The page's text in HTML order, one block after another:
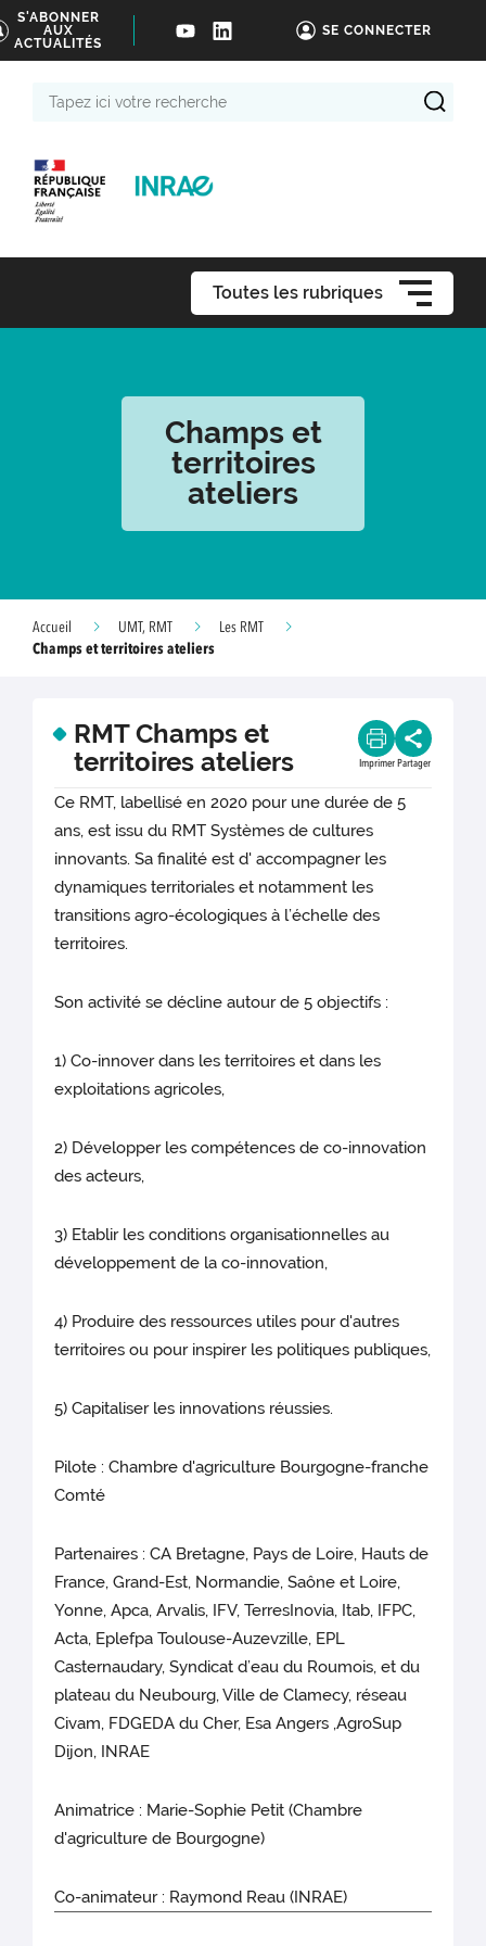
S'ABONNER
AUX
ACTUALITÉS
SE CONNECTER
Toutes les rubriques
Champs et
territoires
ateliers
Accueil UMT, RMT
Les RMT
Champs et territoires ateliers
RMT Champs et
territoires ateliers
Imprimer Partager
Ce RMT, labellisé en 2020 pour une durée de 5
ans, est issu du RMT Systèmes de cultures
innovants. Sa finalité est d' accompagner les
dynamiques territoriales et notamment les
transitions agro-écologiques à l’échelle des
territoires.
Son activité se décline autour de 5 objectifs :
1) Co-innover dans les territoires et dans les
exploitations agricoles,
2) Développer les compétences de co-innovation
des acteurs,
3) Etablir les conditions organisationnelles au
développement de la co-innovation,
4) Produire des ressources utiles pour d'autres
territoires ou pour inspirer les politiques publiques,
5) Capitaliser les innovations réussies.
Pilote : Chambre d'agriculture Bourgogne-franche
Comté
Partenaires : CA Bretagne, Pays de Loire, Hauts de
France, Grand-Est, Normandie, Saône et Loire,
Yonne, Apca, Arvalis, IFV, TerresInovia, Itab, IFPC,
Acta, Eplefpa Toulouse-Auzevzille, EPL
Casternaudary, Syndicat d’eau du Roumois, et du
plateau du Neubourg, Ville de Clamecy, réseau
Civam, FDGEDA du Cher, Esa Angers ,AgroSup
Dijon, INRAE
Animatrice : Marie-Sophie Petit (Chambre
d'agriculture de Bourgogne)
Co-animateur : Raymond Reau (INRAE)